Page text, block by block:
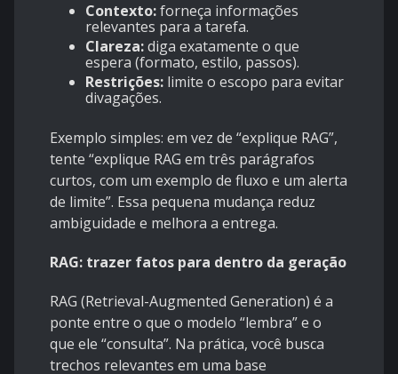
Contexto:forneça informações
relevantes para a tarefa.
Clareza:diga exatamente o que
espera (formato, estilo, passos).
Restrições: limite o escopo para evitar
divagações.
Exemplo simples: em vez de “explique RAG”,
tente “explique RAG em três parágrafos
curtos, com um exemplo de fluxo e um alerta
de limite”. Essa pequena mudança reduz
ambiguidade e melhora a entrega.
RAG: trazer fatos para dentro da geração
RAG (Retrieval-Augmented Generation) é a
ponte entre o que o modelo “lembra” e o
que ele “consulta”. Na prática, você busca
trechos relevantes em uma base